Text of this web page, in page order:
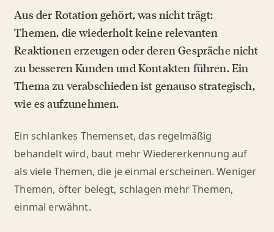
Aus der Rotation gehört, was nicht trägt:
Themen, die wiederholt keine relevanten
Reaktionen erzeugen oder deren Gespräche nicht
zu besseren Kunden und Kontakten führen. Ein
Thema zu verabschieden ist genauso strategisch,
wie es aufzunehmen.
Ein schlankes Themenset, das regelmäßig
behandelt wird, baut mehr Wiedererkennung auf
als viele Themen, die je einmal erscheinen. Weniger
Themen, öfter belegt, schlagen mehr Themen,
einmal erwähnt.